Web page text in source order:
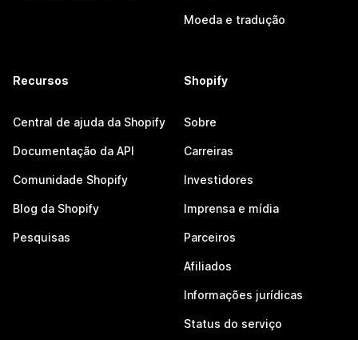
Moeda e tradução
Recursos
Central de ajuda da Shopify
Documentação da API
Comunidade Shopify
Blog da Shopify
Pesquisas
Shopify
Sobre
Carreiras
Investidores
Imprensa e mídia
Parceiros
Afiliados
Informações jurídicas
Status do serviço